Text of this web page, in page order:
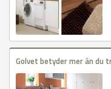
Golvet betyder mer än du